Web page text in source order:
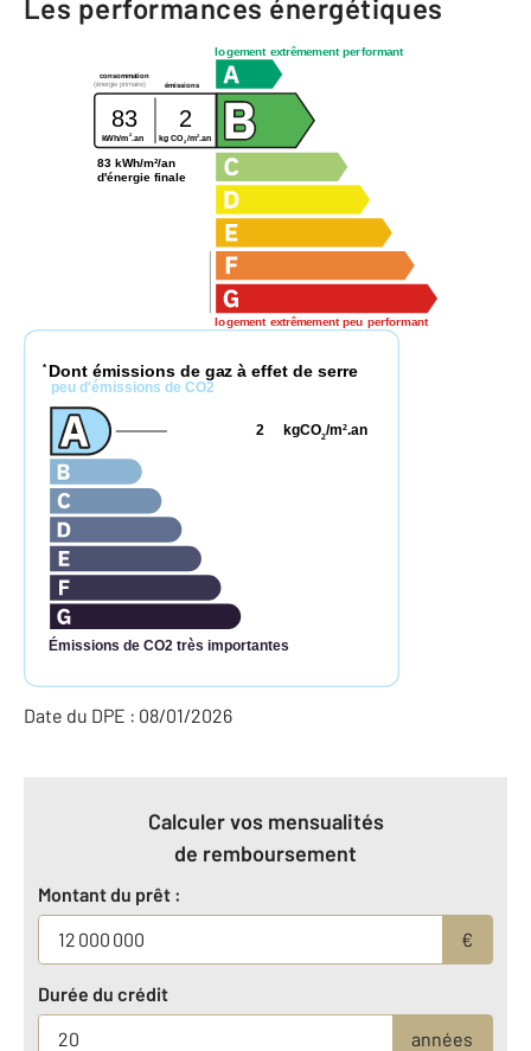
Les performances énergétiques
logement extrêmement performant
logement extrêmement peu performant
consommation
émissions
(énergie primaire)
83 2
kWh/m 2.an kg CO2/m2.an
83 kWh/m²/an
d'énergie finale
* Dont émissions de gaz à effet de serre
peu d'émissions de CO2
Émissions de CO2 très importantes
kgCO2/m2.an
2
Date du DPE : 08/01/2026
Calculer vos mensualités
de remboursement
Montant du prêt :
€
Durée du crédit
années